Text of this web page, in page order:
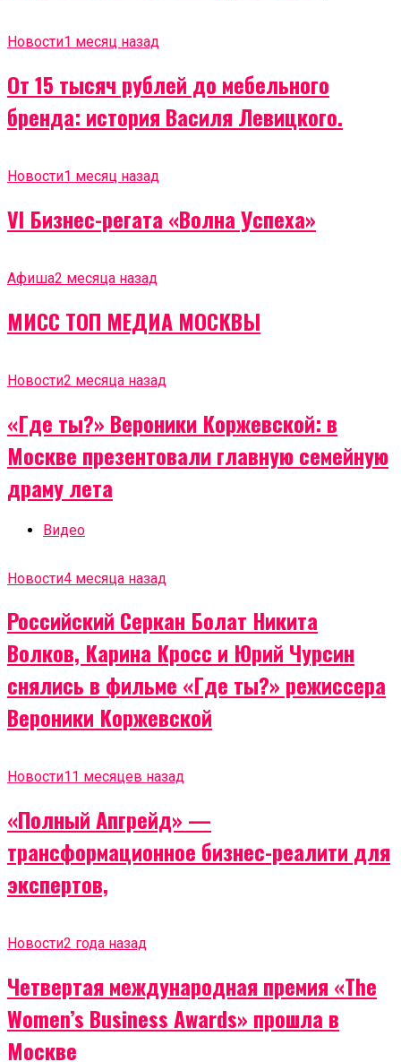
Новости1 месяц назад
От 15 тысяч рублей до мебельного
бренда: история Василя Левицкого.
Новости1 месяц назад
VI Бизнес-регата «Волна Успеха»
Афиша2 месяца назад
МИСС ТОП МЕДИА МОСКВЫ
Новости2 месяца назад
«Где ты?» Вероники Коржевской: в
Москве презентовали главную семейную
драму лета
Видео
Новости4 месяца назад
Российский Серкан Болат Никита
Волков, Карина Кросс и Юрий Чурсин
снялись в фильме «Где ты?» режиссера
Вероники Коржевской
Новости11 месяцев назад
«Полный Апгрейд» —
трансформационное бизнес-реалити для
экспертов,
Новости2 года назад
Четвертая международная премия «The
Women’s Business Awards» прошла в
Москве